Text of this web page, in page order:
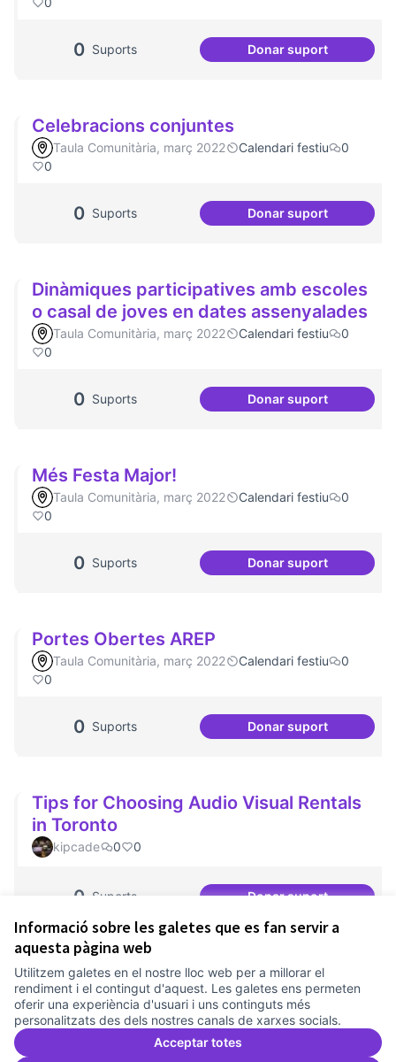
Informació sobre les galetes que es fan servir a
aquesta pàgina web
Utilitzem galetes en el nostre lloc web per a millorar el
rendiment i el contingut d'aquest. Les galetes ens permeten
oferir una experiència d'usuari i uns continguts més
personalitzats des dels nostres canals de xarxes socials.
Acceptar totes
0 Suports Donar suport
Activitats a
Celebracions conjuntes
Taula Comunitària, març 2022 Calendari festiu
0
0
0 Suports Donar suportCelebracions
Dinàmiques participatives amb escoles
o casal de joves en dates assenyalades
Taula Comunitària, març 2022 Calendari festiu
0
0
0 Suports Donar suport
Dinàmiques
Més Festa Major!
Taula Comunitària, març 2022 Calendari festiu
0
0
0 Suports Donar suportMés Festa Major!
Portes Obertes AREP
Taula Comunitària, març 2022 Calendari festiu
0
0
0 Suports Donar suportPortes Obertes
Tips for Choosing Audio Visual Rentals
in Toronto
kipcade 0 0
0 Suports Donar suport
Termes i condicions d'ús
Configuració de les galetes
Comunitat Canòdrom a Facebook
(Link externo)
Comunitat Canòdrom a Instagram
(Link externo)
Comunitat Canòdrom a YouTube
(Link externo)
Català
Triar la llengua Elegir el idiomaChoose language